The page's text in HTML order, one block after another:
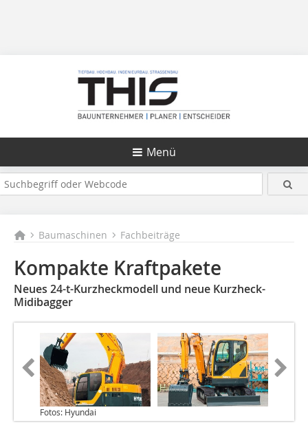
Menü
Baumaschinen Fachbeiträge
Kompakte Kraftpakete
Neues 24-t-Kurzheckmodell und neue Kurzheck-
Midibagger
Fotos: Hyundai